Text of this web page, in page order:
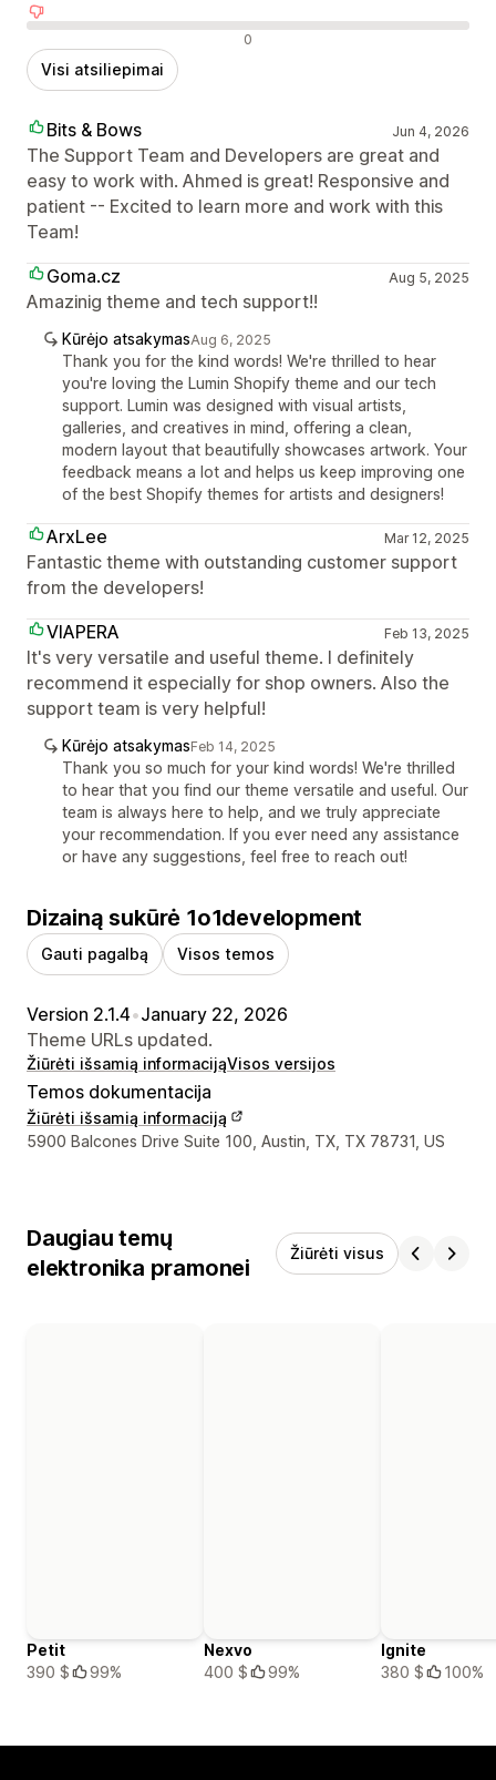
0
Visi atsiliepimai
Bits & Bows Jun 4, 2026
The Support Team and Developers are great and
easy to work with. Ahmed is great! Responsive and
patient -- Excited to learn more and work with this
Team!
Goma.cz
Aug 5, 2025
Amazinig theme and tech support!!
Kūrėjo atsakymasAug 6, 2025
Thank you for the kind words! We're thrilled to hear
you're loving the Lumin Shopify theme and our tech
support. Lumin was designed with visual artists,
galleries, and creatives in mind, offering a clean,
modern layout that beautifully showcases artwork. Your
feedback means a lot and helps us keep improving one
of the best Shopify themes for artists and designers!
ArxLee Mar 12, 2025
Fantastic theme with outstanding customer support
from the developers!
VIAPERA
Feb 13, 2025
It's very versatile and useful theme. I definitely
recommend it especially for shop owners. Also the
support team is very helpful!
Kūrėjo atsakymasFeb 14, 2025
Thank you so much for your kind words! We're thrilled
to hear that you find our theme versatile and useful. Our
team is always here to help, and we truly appreciate
your recommendation. If you ever need any assistance
or have any suggestions, feel free to reach out!
Dizainą sukūrė 1o1development
Gauti pagalbą Visos temos
Version 2.1.4•January 22, 2026
Theme URLs updated.
Žiūrėti išsamią informacijąVisos versijos
Temos dokumentacija
Žiūrėti išsamią informaciją
Kūrėjo kontaktiniai duomenys
5900 Balcones Drive Suite 100, Austin, TX, TX 78731, US
Daugiau temų
elektronika pramonei
Žiūrėti visus
Petit
390 $
99%
Nexvo
400 $
99%
Ignite
380 $
100%